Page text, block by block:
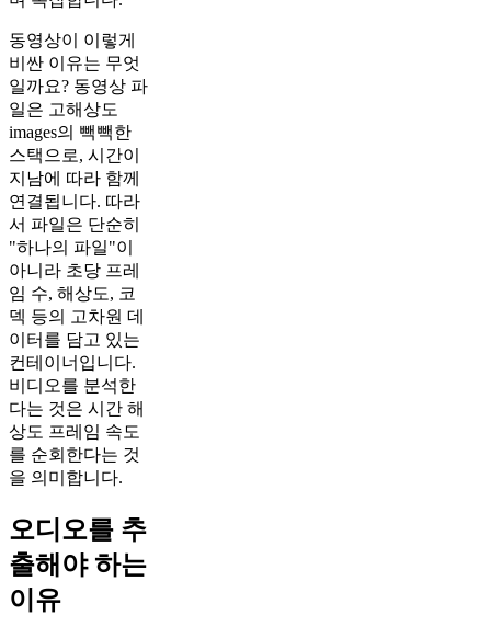
동영상이 이렇게
비싼 이유는 무엇
일까요? 동영상 파
일은 고해상도
images의 빽빽한
스택으로, 시간이
지남에 따라 함께
연결됩니다. 따라
서 파일은 단순히
"하나의 파일"이
아니라 초당 프레
임 수, 해상도, 코
덱 등의 고차원 데
이터를 담고 있는
컨테이너입니다.
비디오를 분석한
다는 것은 시간 해
상도 프레임 속도
를 순회한다는 것
을 의미합니다.
오디오를 추
출해야 하는
이유